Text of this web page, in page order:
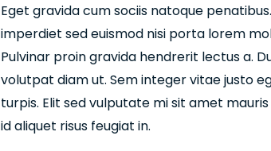
Eget gravida cum sociis natoque
imperdiet sed euismod nisi porta lorem
Pulvinar proin gravida hendrerit lectus a.
volutpat diam ut. Sem integer vitae justo
turpis. Elit sed vulputate mi sit amet
id aliquet risus feugiat in.